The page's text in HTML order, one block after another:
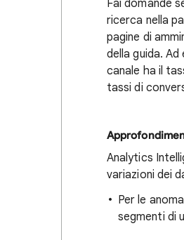
Fai domande
ricerca nella
pagine di
della guida.
canale ha il
tassi di
Analytics
variazioni dei
Per le
segmenti di